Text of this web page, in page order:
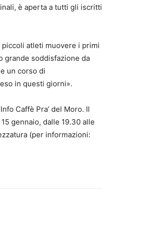
è aperta a tutti gli iscritti
atleti muovere i primi
grande soddisfazione da
un corso di
in questi giorni».
Caffè Pra’ del Moro. Il
gennaio, dalle 19.30 alle
(per informazioni: